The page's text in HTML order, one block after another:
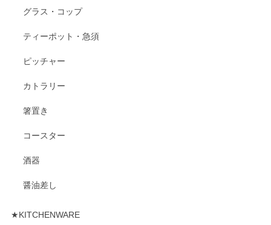
グラス・コップ
ティーポット・急須
ピッチャー
カトラリー
箸置き
コースター
酒器
醤油差し
★KITCHENWARE